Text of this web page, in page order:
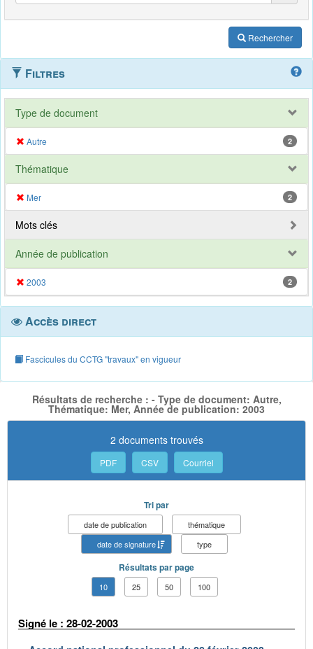
Rechercher
Filtres
Type de document
Autre 2
Thématique
Mer 2
Mots clés
Année de publication
2003 2
Accès direct
Fascicules du CCTG "travaux" en vigueur
Résultats de recherche : - Type de document: Autre,
Thématique: Mer, Année de publication: 2003
2 documents trouvés
PDF CSV Courriel
Tri par
date de publication
thématique
date de signature
type
Résultats par page
10 25 50 100
Signé le : 28-02-2003